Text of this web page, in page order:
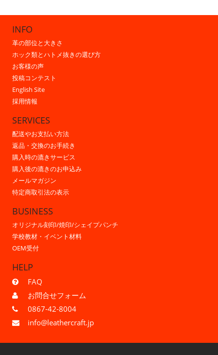
INFO
革の部位と大きさ
ホック類とハトメ抜きの選び方
お客様の声
投稿コンテスト
English Site
採用情報
SERVICES
配送やお支払い方法
返品・交換のお手続き
購入時の漉きサービス
購入後の漉きのお申込み
メールマガジン
特定商取引法の表示
BUSINESS
オリジナル刻印/焼印/シェイプパンチ
学校教材・イベント材料
OEM受付
HELP
FAQ
お問合せフォーム
0867-42-8004
info@leathercraft.jp